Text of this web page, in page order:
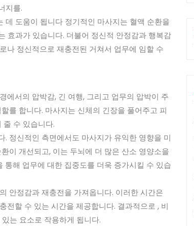
지를.
도움이 됩니다 정기적인 마사지는 혈액 순환을
효과가 있습니다. 더불어 정신적 안정감과 행복감
나 정신적으로 재충전된 거쳐서 업무에 임할 수
에서의 압박감, 긴 여행, 그리고 업무의 압박이 주
를 합니다. 마사지는 신체의 긴장을 풀어주고 피
줄 수 있습니다.
정신적인 측면에서도 마사지가 유익한 영향을 미
이 개선되고, 이는 두뇌에 더 많은 산소 영양소을
해 업무에 대한 집중도를 더욱 증가시킬 수 있습
안정감과 재충전을 가져옵니다. 이러한 시간은
전할 수 있는 시간을 제공합니다. 결과적으로 , 비
는 요소로 작용하게 됩니다.